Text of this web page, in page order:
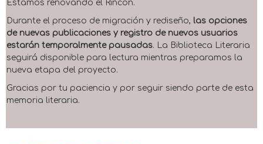
Estamos renovando el Rincón.
Durante el proceso de migración y rediseño, las opciones
de nuevas publicaciones y registro de nuevos usuarios
estarán temporalmente pausadas. La Biblioteca Literaria
seguirá disponible para lectura mientras preparamos la
nueva etapa del proyecto.
Gracias por tu paciencia y por seguir siendo parte de esta
memoria literaria.